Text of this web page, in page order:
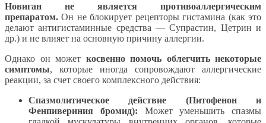
Новиган не является противоаллергическим
препаратом. Он не блокирует рецепторы гистамина (как это
делают антигистаминные средства — Супрастин, Цетрин и
др.) и не влияет на основную причину аллергии.
Однако он может косвенно помочь облегчить некоторые
симптомы, которые иногда сопровождают аллергические
реакции, за счет своего комплексного действия:
Спазмолитическое действие (Питофенон и
Фенпивериния бромид): Может уменьшить спазмы